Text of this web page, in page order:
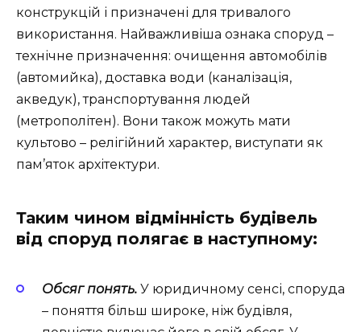
конструкцій і призначені для тривалого
використання. Найважливіша ознака споруд –
технічне призначення: очищення автомобілів
(автомийка), доставка води (каналізація,
акведук), транспортування людей
(метрополітен). Вони також можуть мати
культово – релігійний характер, виступати як
пам’яток архітектури.
Таким чином відмінність будівель
від споруд полягає в наступному:
Обсяг понять. У юридичному сенсі, споруда
– поняття більш широке, ніж будівля,